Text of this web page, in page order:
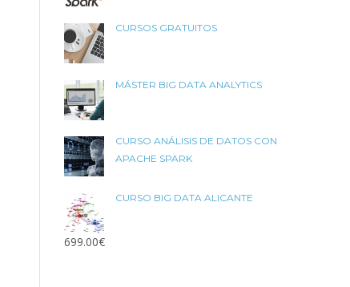
CURSOS GRATUITOS
MÁSTER BIG DATA ANALYTICS
CURSO ANÁLISIS DE DATOS CON
APACHE SPARK
CURSO BIG DATA ALICANTE
699.00€